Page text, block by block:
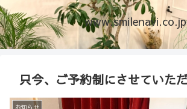
www.smilenavi.co.jp
只今、ご予約制にさせていた
お知らせ